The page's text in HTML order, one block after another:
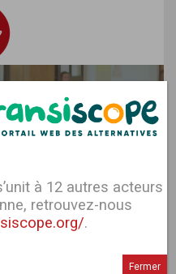
!
à 12 autres acteurs
retrouvez-nous
.
Fermer